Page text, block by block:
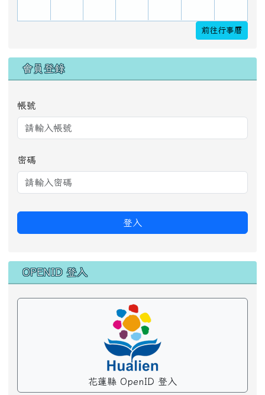
前往行事曆
會員登錄
帳號
密碼
登入
OPENID 登入
花蓮縣 OpenID 登入